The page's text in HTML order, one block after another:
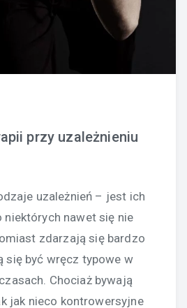
przy uzależnieniu
uzależnień – jest ich
niektórych nawet się nie
zdarzają się bardzo
się być wręcz typowe w
Chociaż bywają
jak nieco kontrowersyjne